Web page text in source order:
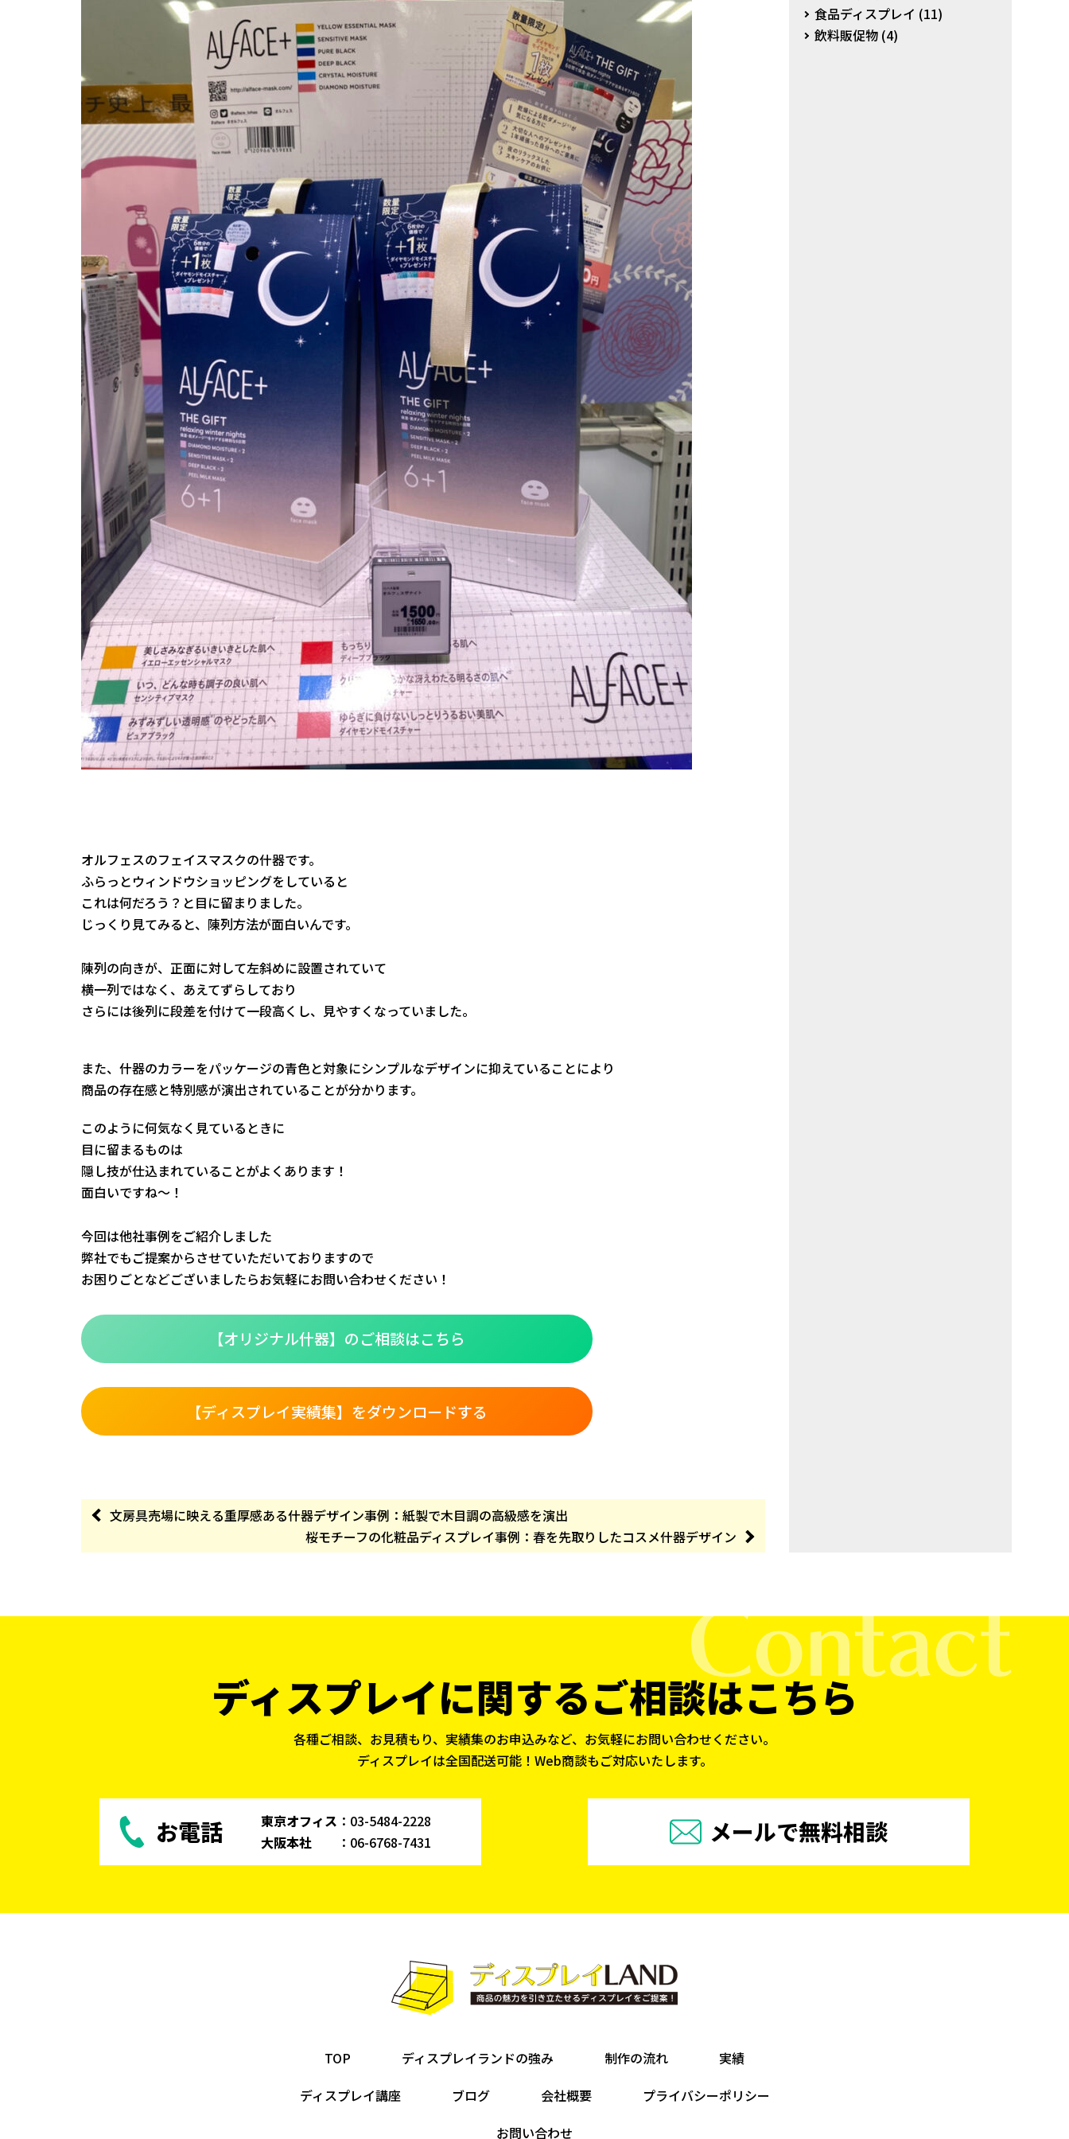
オルフェスのフェイスマスクの什器です。
ふらっとウィンドウショッピングをしていると
これは何だろう？と目に留まりました。
じっくり見てみると、陳列方法が面白いんです。
陳列の向きが、正面に対して左斜めに設置されていて
横一列ではなく、あえてずらしており
さらには後列に段差を付けて一段高くし、見やすくなっていました。
また、什器のカラーをパッケージの青色と対象にシンプルなデザインに抑えていることにより
商品の存在感と特別感が演出されていることが分かります。
このように何気なく見ているときに
目に留まるものは
隠し技が仕込まれていることがよくあります！
面白いですね～！
今回は他社事例をご紹介しました
弊社でもご提案からさせていただいておりますので
お困りごとなどございましたらお気軽にお問い合わせください！
【オリジナル什器】のご相談はこちら
【ディスプレイ実績集】をダウンロードする
文房具売場に映える重厚感ある什器デザイン事例：紙製で木目調の高級感を演出
桜モチーフの化粧品ディスプレイ事例：春を先取りしたコスメ什器デザイン
食品ディスプレイ (11)
飲料販促物 (4)
ディスプレイに関するご相談はこちら
各種ご相談、お見積もり、実績集のお申込みなど、お気軽にお問い合わせください。
ディスプレイは全国配送可能！Web商談もご対応いたします。
お電話 東京オフィス ： 03-5484-2228
大阪本社
： 06-6768-7431 メールで無料相談
TOP ディスプレイランドの強み 制作の流れ
実績
ディスプレイ講座
ブログ 会社概要
プライバシーポリシー
お問い合わせ